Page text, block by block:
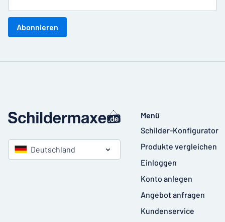
Abonnieren
Deutschland
Menü
Schilder-Konfigurator
Produkte vergleichen
Einloggen
Konto anlegen
Angebot anfragen
Kundenservice